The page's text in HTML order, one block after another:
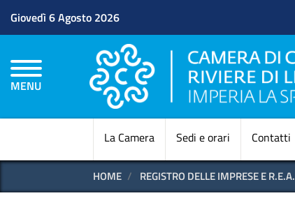
Giovedì 6 Agosto 2026
MENU
La Camera Sedi e orari Contatti
HOME REGISTRO DELLE IMPRESE E R.E.A.